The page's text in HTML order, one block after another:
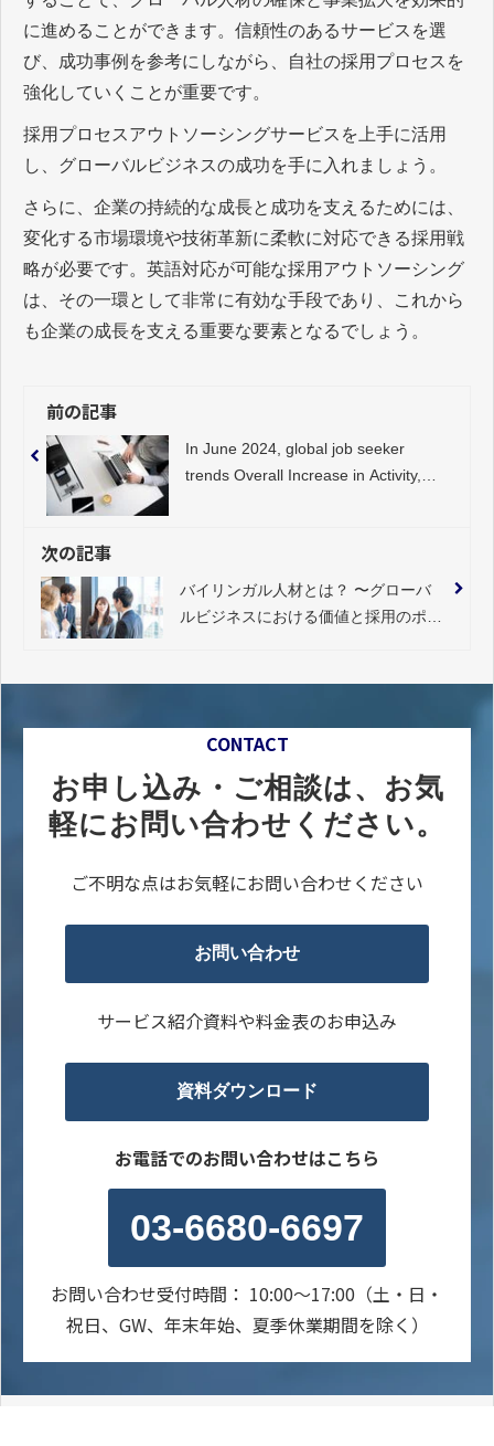
に進めることができます。信頼性のあるサービスを選
び、成功事例を参考にしながら、自社の採用プロセスを
強化していくことが重要です。
採用プロセスアウトソーシングサービスを上手に活用
し、グローバルビジネスの成功を手に入れましょう。
さらに、企業の持続的な成長と成功を支えるためには、
変化する市場環境や技術革新に柔軟に対応できる採用戦
略が必要です。英語対応が可能な採用アウトソーシング
は、その一環として非常に有効な手段であり、これから
も企業の成長を支える重要な要素となるでしょう。
前の記事
In June 2024, global job seeker
trends Overall Increase in Activity,
次の記事
バイリンガル人材とは？ 〜グローバ
ルビジネスにおける価値と採用のポイ
CONTACT
お申し込み・ご相談は、お気
軽にお問い合わせください。
ご不明な点はお気軽にお問い合わせください
お問い合わせ
サービス紹介資料や料金表のお申込み
資料ダウンロード
お電話でのお問い合わせはこちら
03-6680-6697
お問い合わせ受付時間： 10:00～17:00（土・日・
祝日、GW、年末年始、夏季休業期間を除く）